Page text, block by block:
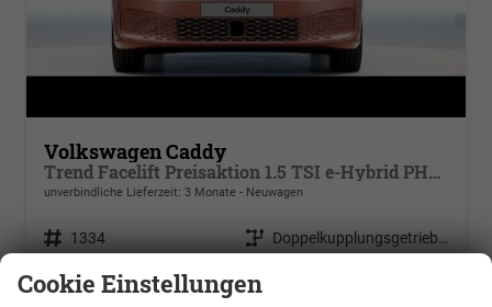
Volkswagen Caddy
Trend Facelift Preisaktion 1.5 TSI e-Hybrid PHEV 110kW DSG 6, Klimaautomatik, Zuziehhilfe schiebetüren u. Heckklappe, ACC, Side Assist m. Blins Spoz, Ausparkhilfe, Ausstiegswwarner, Radio+ Navigations Vorbereitung, PDC v+h,
unverbindliche Lieferzeit: 3 Monate Neuwagen
Fahrzeugnr. 1334 Getriebe
Doppelkupplungsgetriebe (DSG)
Cookie Einstellungen